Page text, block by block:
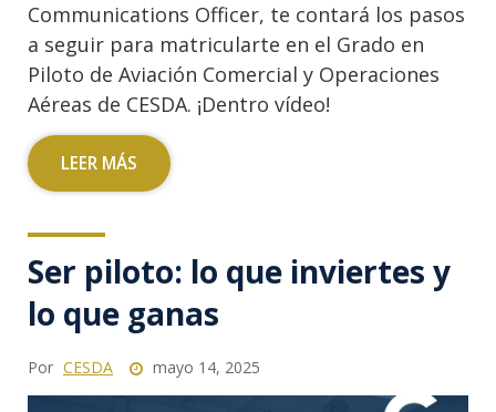
Communications Officer, te contará los pasos
a seguir para matricularte en el Grado en
Piloto de Aviación Comercial y Operaciones
Aéreas de CESDA. ¡Dentro vídeo!
LEER MÁS
Ser piloto: lo que inviertes y
lo que ganas
Por CESDA mayo 14, 2025